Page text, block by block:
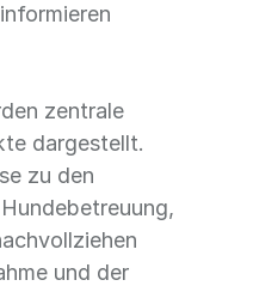
zentrale
dargestellt.
zu den
und der